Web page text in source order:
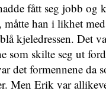
fått seg jobb og
måtte han i likhet
kjeledressen. Det
som skilte seg ut
det formennene da
Men Erik var